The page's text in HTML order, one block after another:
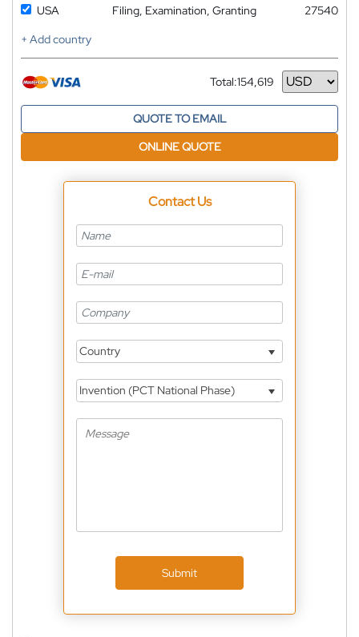
USA Filing, Examination, Granting
27540
+ Add country
Total:154,619
Currency
QUOTE TO EMAIL
ONLINE QUOTE
Contact Us
Country
Invention (PCT National Phase)
Submit